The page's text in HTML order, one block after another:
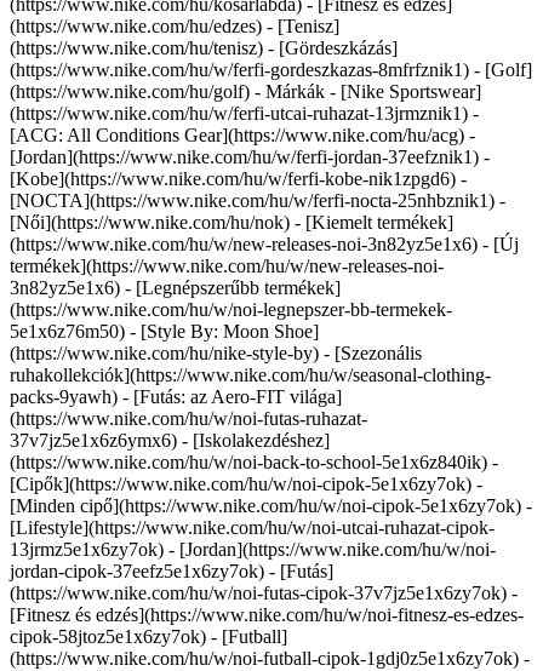
(https://www.nike.com/hu/kosarlabda) - [Fitnesz és edzés]
(https://www.nike.com/hu/edzes) - [Tenisz]
(https://www.nike.com/hu/tenisz) - [Gördeszkázás]
(https://www.nike.com/hu/w/ferfi-gordeszkazas-8mfrfznik1) - [Golf]
(https://www.nike.com/hu/golf) - Márkák - [Nike Sportswear]
(https://www.nike.com/hu/w/ferfi-utcai-ruhazat-13jrmznik1) -
[ACG: All Conditions Gear](https://www.nike.com/hu/acg) -
[Jordan](https://www.nike.com/hu/w/ferfi-jordan-37eefznik1) -
[Kobe](https://www.nike.com/hu/w/ferfi-kobe-nik1zpgd6) -
[NOCTA](https://www.nike.com/hu/w/ferfi-nocta-25nhbznik1) -
[Női](https://www.nike.com/hu/nok) - [Kiemelt termékek]
(https://www.nike.com/hu/w/new-releases-noi-3n82yz5e1x6) - [Új
termékek](https://www.nike.com/hu/w/new-releases-noi-
3n82yz5e1x6) - [Legnépszerűbb termékek]
(https://www.nike.com/hu/w/noi-legnepszer-bb-termekek-
5e1x6z76m50) - [Style By: Moon Shoe]
(https://www.nike.com/hu/nike-style-by) - [Szezonális
ruhakollekciók](https://www.nike.com/hu/w/seasonal-clothing-
packs-9yawh) - [Futás: az Aero-FIT világa]
(https://www.nike.com/hu/w/noi-futas-ruhazat-
37v7jz5e1x6z6ymx6) - [Iskolakezdéshez]
(https://www.nike.com/hu/w/noi-back-to-school-5e1x6z840ik) -
[Cipők](https://www.nike.com/hu/w/noi-cipok-5e1x6zy7ok) -
[Minden cipő](https://www.nike.com/hu/w/noi-cipok-5e1x6zy7ok) -
[Lifestyle](https://www.nike.com/hu/w/noi-utcai-ruhazat-cipok-
13jrmz5e1x6zy7ok) - [Jordan](https://www.nike.com/hu/w/noi-
jordan-cipok-37eefz5e1x6zy7ok) - [Futás]
(https://www.nike.com/hu/w/noi-futas-cipok-37v7jz5e1x6zy7ok) -
[Fitnesz és edzés](https://www.nike.com/hu/w/noi-fitnesz-es-edzes-
cipok-58jtoz5e1x6zy7ok) - [Futball]
(https://www.nike.com/hu/w/noi-futball-cipok-1gdj0z5e1x6zy7ok) -